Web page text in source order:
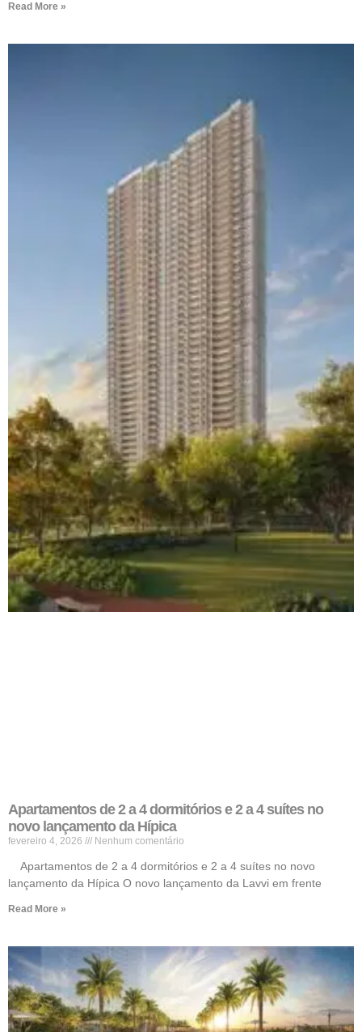
Read More »
Apartamentos de 2 a 4 dormitórios e 2 a 4 suítes no
novo lançamento da Hípica
fevereiro 4, 2026 Nenhum comentário
Apartamentos de 2 a 4 dormitórios e 2 a 4 suítes no novo
lançamento da Hípica O novo lançamento da Lavvi em frente
Read More »